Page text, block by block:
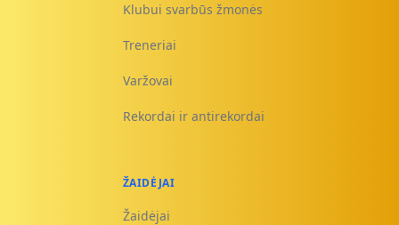
Klubui svarbūs žmonės
Treneriai
Varžovai
Rekordai ir antirekordai
ŽAIDĖJAI
Žaidėjai